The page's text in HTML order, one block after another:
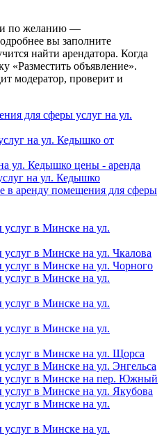
(и по желанию —
вы заполните
найти арендатора. Когда
«Разместить объявление».
модератор, проверит и
для сферы услуг на ул.
на ул. Кедышко от
ул. Кедышко цены - аренда
на ул. Кедышко
в аренду помещения для сферы
в Минске на ул.
в Минске на ул. Чкалова
в Минске на ул. Чорного
в Минске на ул.
в Минске на ул.
в Минске на ул.
в Минске на ул. Щорса
в Минске на ул. Энгельса
услуг в Минске на пер. Южный
в Минске на ул. Якубова
в Минске на ул.
в Минске на ул.